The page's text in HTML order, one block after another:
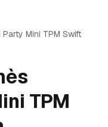
Party Mini TPM Swift
TPM